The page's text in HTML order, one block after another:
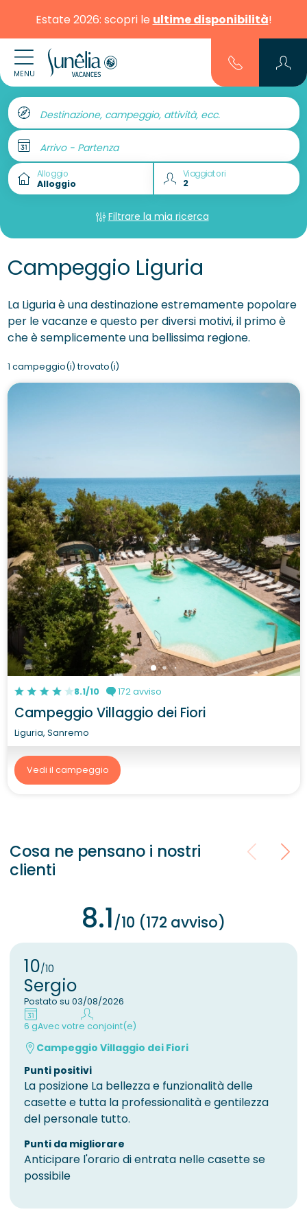
Estate 2026: scopri le ultime disponibilità!
MENU
Destinazione, campeggio, attività, ecc.
Arrivo - Partenza
Alloggio Viaggiatori
Filtrare la mia ricerca
Campeggio Liguria
La Liguria è una destinazione estremamente popolare
per le vacanze e questo per diversi motivi, il primo è
che è semplicemente una bellissima regione.
1 campeggio(i) trovato(i)
8.1/10 172 avviso
Campeggio Villaggio dei Fiori
Liguria, Sanremo
Vedi il campeggio
Cosa ne pensano i nostri
clienti
8.1/10 (172 avviso)
10/10
Sergio
Postato su 03/08/2026
6 gAvec votre conjoint(e)
Campeggio Villaggio dei Fiori
Punti positivi
La posizione La bellezza e funzionalità delle
casette e tutta la professionalità e gentilezza
del personale tutto.
Punti da migliorare
Anticipare l'orario di entrata nelle casette se
possibile